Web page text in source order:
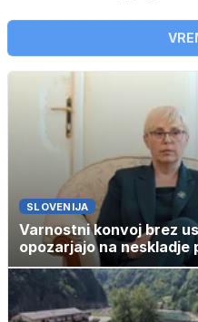
SLOVENIJA
Varnostni konvoj brez
opozarjajo na neskladje